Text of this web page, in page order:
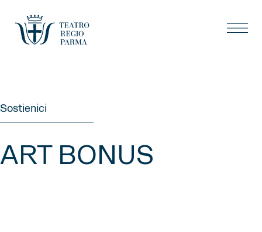
Sostienici
ART BONUS